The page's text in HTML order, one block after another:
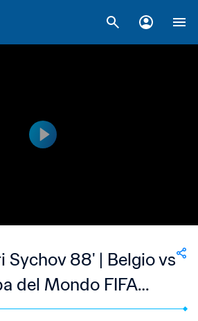
Sychov 88' | Belgio vs
del Mondo FIFA